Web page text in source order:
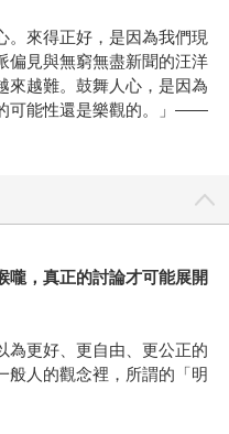
。來得正好，是因為我們現
偏見與無窮無盡新聞的汪洋
來越難。鼓舞人心，是因為
可能性還是樂觀的。」——
嚨，真正的討論才可能展開
為更好、更自由、更公正的
般人的觀念裡，所謂的「明